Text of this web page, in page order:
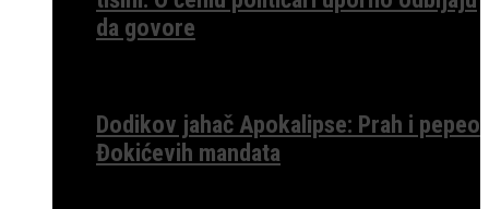
da govore
Dodikov jahač Apokalipse: Prah i pepeo
Đokićevih mandata